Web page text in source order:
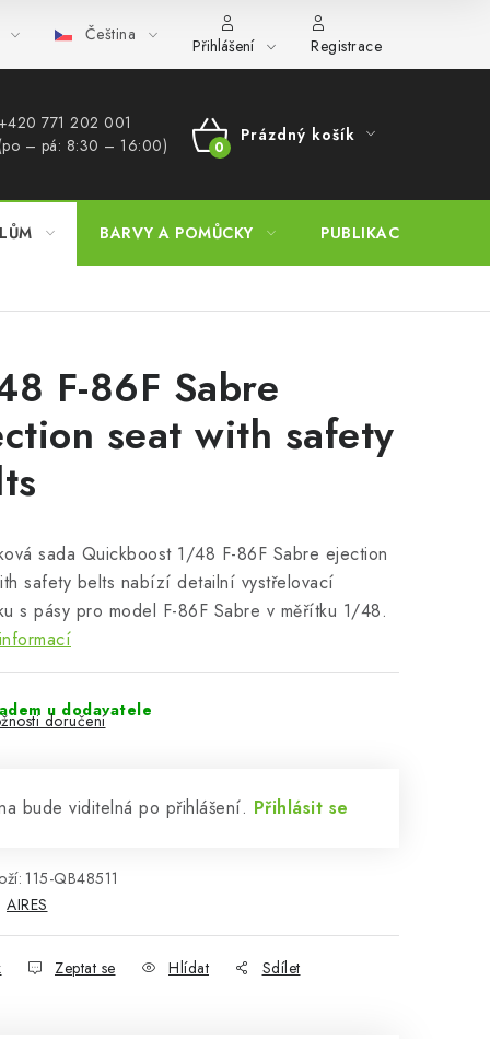
(B2B) FAQ Hromadná objednávka
Čeština
Přihlášení Registrace
+420 771 202 001​
– pá: 8:30 – 16:00)
NÁKUPNÍ
Prázdný košík
BARVY A POMŮCKY PUBLIKACE
F-86F Sabre
seat with safety
sada Quickboost 1/48 F-86F Sabre ejection
safety belts nabízí detailní vystřelovací
s pásy pro model F-86F Sabre v měřítku 1/48.
u dodavatele
doručení
bude viditelná po přihlášení. Přihlásit se
115-QB48511
AIRES
Zeptat se Hlídat Sdílet